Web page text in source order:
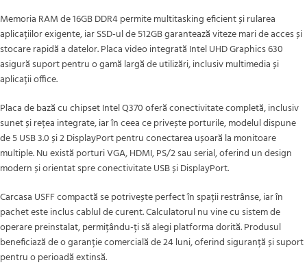
Memoria RAM de 16GB DDR4 permite multitasking eficient și rularea
aplicațiilor exigente, iar SSD-ul de 512GB garantează viteze mari de acces și
stocare rapidă a datelor. Placa video integrată Intel UHD Graphics 630
asigură suport pentru o gamă largă de utilizări, inclusiv multimedia și
aplicații office.
Placa de bază cu chipset Intel Q370 oferă conectivitate completă, inclusiv
sunet și rețea integrate, iar în ceea ce privește porturile, modelul dispune
de 5 USB 3.0 și 2 DisplayPort pentru conectarea ușoară la monitoare
multiple. Nu există porturi VGA, HDMI, PS/2 sau serial, oferind un design
modern și orientat spre conectivitate USB și DisplayPort.
Carcasa USFF compactă se potrivește perfect în spații restrânse, iar în
pachet este inclus cablul de curent. Calculatorul nu vine cu sistem de
operare preinstalat, permițându-ți să alegi platforma dorită. Produsul
beneficiază de o garanție comercială de 24 luni, oferind siguranță și suport
pentru o perioadă extinsă.